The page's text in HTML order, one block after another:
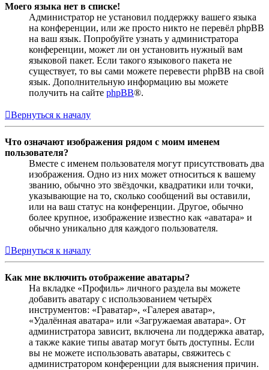
Моего языка нет в списке!
Администратор не установил поддержку вашего языка
на конференции, или же просто никто не перевёл phpBB
на ваш язык. Попробуйте узнать у администратора
конференции, может ли он установить нужный вам
языковой пакет. Если такого языкового пакета не
существует, то вы сами можете перевести phpBB на свой
язык. Дополнительную информацию вы можете
получить на сайте phpBB®.
Вернуться к началу
Что означают изображения рядом с моим именем
пользователя?
Вместе с именем пользователя могут присутствовать два
изображения. Одно из них может относиться к вашему
званию, обычно это звёздочки, квадратики или точки,
указывающие на то, сколько сообщений вы оставили,
или на ваш статус на конференции. Другое, обычно
более крупное, изображение известно как «аватара» и
обычно уникально для каждого пользователя.
Вернуться к началу
Как мне включить отображение аватары?
На вкладке «Профиль» личного раздела вы можете
добавить аватару с использованием четырёх
инструментов: «Граватар», «Галерея аватар»,
«Удалённая аватара» или «Загружаемая аватара». От
администратора зависит, включена ли поддержка аватар,
а также какие типы аватар могут быть доступны. Если
вы не можете использовать аватары, свяжитесь с
администратором конференции для выяснения причин.